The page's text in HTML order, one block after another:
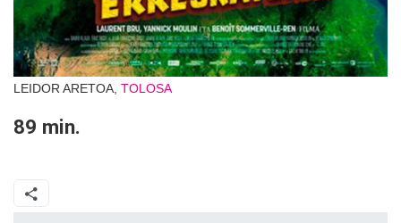
LEIDOR ARETOA, TOLOSA
89 min.